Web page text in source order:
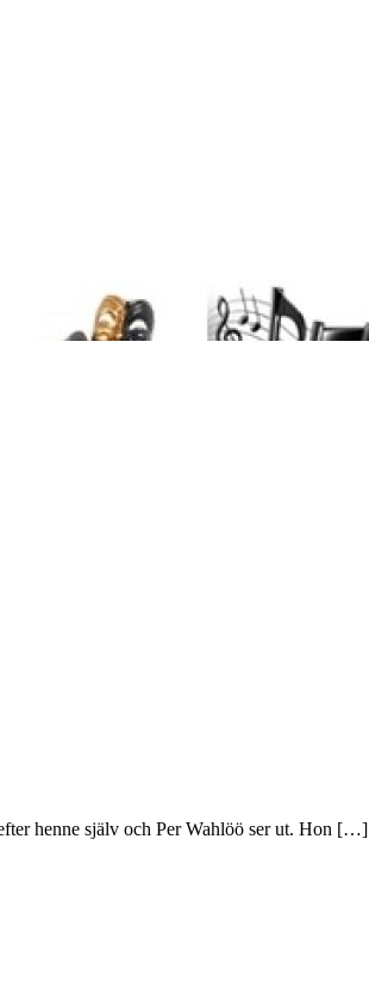
henne själv och Per Wahlöö ser ut. Hon […]